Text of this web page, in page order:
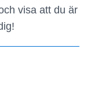
visa att du är